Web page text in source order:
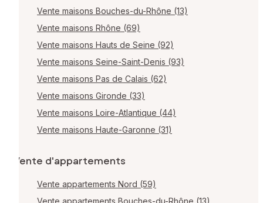
Vente maisons Bouches-du-Rhône (13)
Vente maisons Rhône (69)
Vente maisons Hauts de Seine (92)
Vente maisons Seine-Saint-Denis (93)
Vente maisons Pas de Calais (62)
Vente maisons Gironde (33)
Vente maisons Loire-Atlantique (44)
Vente maisons Haute-Garonne (31)
Vente d'appartements
Vente appartements Nord (59)